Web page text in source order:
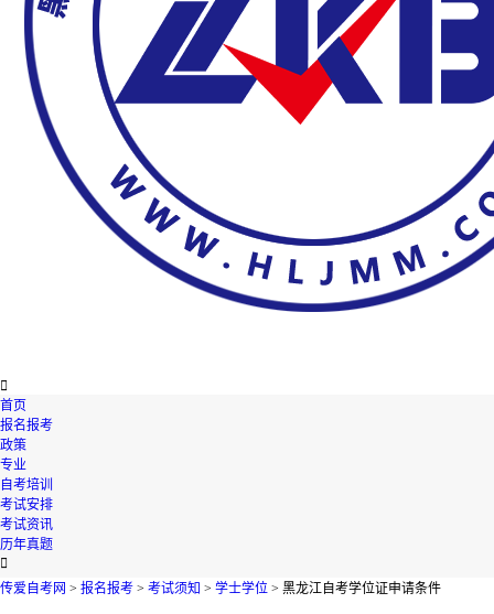

首页
报名报考
政策
专业
自考培训
考试安排
考试资讯
历年真题

传爱自考网 > 报名报考 > 考试须知 > 学士学位 > 黑龙江自考学位证申请条件